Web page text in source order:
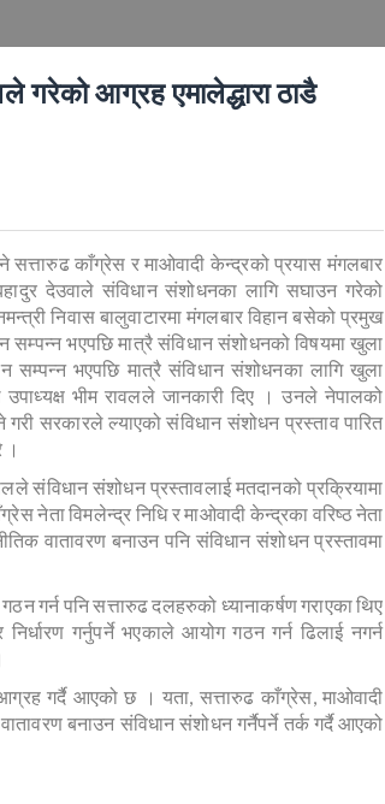
गरेको आग्रह एमालेद्धारा ठाडै
काँग्रेस र माओवादी केन्द्रको प्रयास मंगलबार
देउवाले संविधान संशोधनका लागि सघाउन गरेको
निवास बालुवाटारमा मंगलबार विहान बसेको प्रमुख
सम्पन्न भएपछि मात्रै संविधान संशोधनको विषयमा खुला
भएपछि मात्रै संविधान संशोधनका लागि खुला
भीम रावलले जानकारी दिए । उनले नेपालको
गरी सरकारले ल्याएको संविधान संशोधन प्रस्ताव पारित
।
संविधान संशोधन प्रस्तावलाई मतदानको प्रक्रियामा
नेता विमलेन्द्र निधि र माओवादी केन्द्रका वरिष्ठ नेता
वातावरण बनाउन पनि संविधान संशोधन प्रस्तावमा
गर्न पनि सत्तारुढ दलहरुको ध्यानाकर्षण गराएका थिए
गर्नुपर्ने भएकाले आयोग गठन गर्न ढिलाई नगर्न
गर्दै आएको छ । यता, सत्तारुढ काँग्रेस, माओवादी
बनाउन संविधान संशोधन गर्नैपर्ने तर्क गर्दै आएको